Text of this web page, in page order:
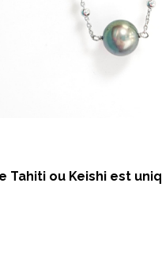
Tahiti ou Keishi est